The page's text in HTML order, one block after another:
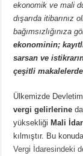
ekonomik ve mali
dışarıda itibarınız
bağımsızlığınıza
ekonominin;
sarsan ve
çeşitli makalelerde
Ülkemizde
vergi gelirlerine
yüksekliği Mali
kılmıştır. Bu
Vergi İdaresindeki